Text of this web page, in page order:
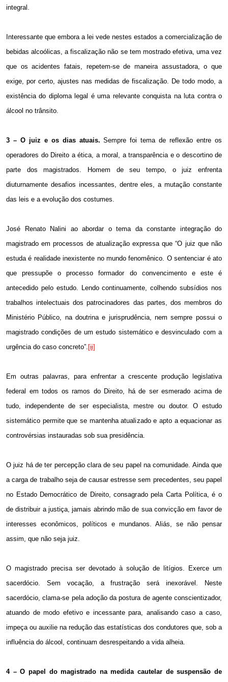
integral.
Interessante que embora a lei vede nestes estados a comercialização de
bebidas alcoólicas, a fiscalização não se tem mostrado efetiva, uma vez
que os acidentes fatais, repetem-se de maneira assustadora, o que
exige, por certo, ajustes nas medidas de fiscalização. De todo modo, a
existência do diploma legal é uma relevante conquista na luta contra o
álcool no trânsito.
3 – O juiz e os dias atuais. Sempre foi tema de reflexão entre os
operadores do Direito a ética, a moral, a transparência e o descortino de
parte dos magistrados. Homem de seu tempo, o juiz enfrenta
diuturnamente desafios incessantes, dentre eles, a mutação constante
das leis e a evolução dos costumes.
José Renato Nalini ao abordar o tema da constante integração do
magistrado em processos de atualização expressa que “O juiz que não
estuda é realidade inexistente no mundo fenomênico. O sentenciar é ato
que pressupõe o processo formador do convencimento e este é
antecedido pelo estudo. Lendo continuamente, colhendo subsídios nos
trabalhos intelectuais dos patrocinadores das partes, dos membros do
Ministério Público, na doutrina e jurisprudência, nem sempre possui o
magistrado condições de um estudo sistemático e desvinculado com a
urgência do caso concreto”. [ii]
Em outras palavras, para enfrentar a crescente produção legislativa
federal em todos os ramos do Direito, há de ser esmerado acima de
tudo, independente de ser especialista, mestre ou doutor. O estudo
sistemático permite que se mantenha atualizado e apto a equacionar as
controvérsias instauradas sob sua presidência.
O juiz há de ter percepção clara de seu papel na comunidade. Ainda que
a carga de trabalho seja de causar estresse sem precedentes, seu papel
no Estado Democrático de Direito, consagrado pela Carta Política, é o
de distribuir a justiça, jamais abrindo mão de sua convicção em favor de
interesses econômicos, políticos e mundanos. Aliás, se não pensar
assim, que não seja juiz.
O magistrado precisa ser devotado à solução de litígios. Exerce um
sacerdócio. Sem vocação, a frustração será inexorável. Neste
sacerdócio, clama-se pela adoção da postura de agente conscientizador,
atuando de modo efetivo e incessante para, analisando caso a caso,
impeça ou auxilie na redução das estatísticas dos condutores que, sob a
influência do álcool, continuam desrespeitando a vida alheia.
4 – O papel do magistrado na medida cautelar de suspensão de